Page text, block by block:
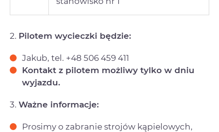
2. Pilotem wycieczki będzie:
Jakub, tel. +48 506 459 411
Kontakt z pilotem możliwy tylko w dniu
wyjazdu.
3. Ważne informacje:
Prosimy o zabranie strojów kąpielowych,